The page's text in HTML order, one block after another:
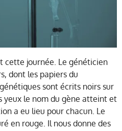
cette journée. Le généticien
dont les papiers du
sont écrits noirs sur
yeux le nom du gène atteint et
a eu lieu pour chacun. Le
en rouge. Il nous donne des